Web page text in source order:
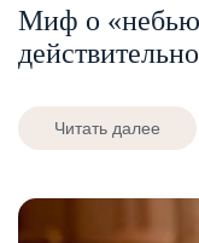
Миф о
Читать далее